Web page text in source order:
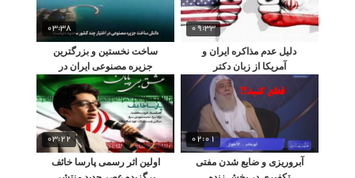
09:33
دلیل عدم مذاکره ایران و
آمریکا از زبان دکتر
حسام‌الدین آشنا مشاور
رییس جمهور
03:38
ساخت نخستین و بزرگترین
جزیره مصنوعی ایران در
خلیج فارس
02:01
آبروریزی و ضایع شدن مفتی
03:22
اولین اثر رسمی پارسا خائف